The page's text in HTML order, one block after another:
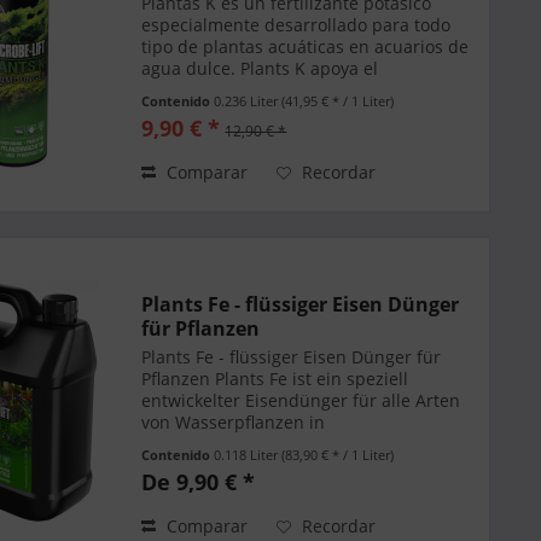
especialmente desarrollado para todo
tipo de plantas acuáticas en acuarios de
agua dulce. Plants K apoya el
previene la deficiencia de potasio en sus
plantas...
Contenido 0.236 Liter(41,95 € * / 1 Liter)
9,90 € * 12,90 € *
Comparar Recordar
Plants Fe - flüssiger Eisen Dünger
für Pflanzen
Plants Fe - flüssiger Eisen Dünger für
Pflanzen Plants Fe ist ein speziell
entwickelter Eisendünger für alle Arten
von Wasserpflanzen in
unterstützt einen üppigen
Pflanzenwuchs und beugt einem
Contenido 0.118 Liter(83,90 € * / 1 Liter)
De 9,90 € *
Comparar Recordar